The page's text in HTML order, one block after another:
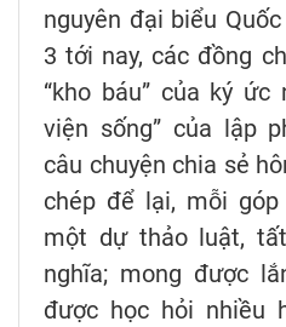
nguyên đại biểu
3 tới nay, các đồng
“kho báu” của ký
viện sống” của lập
câu chuyện chia sẻ
chép để lại, mỗi
một dự thảo luật,
nghĩa; mong được
được học hỏi nhiều